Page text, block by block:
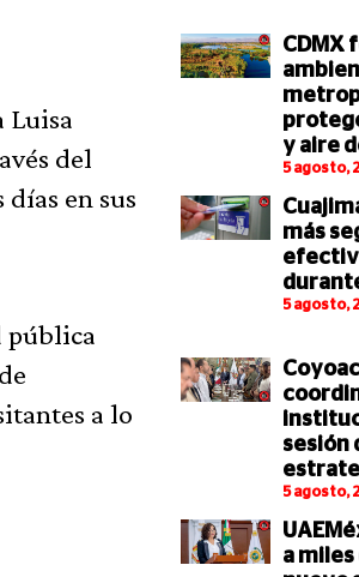
Luisa
del
en sus
pública
a lo
CDMX
y aire
5 agosto,
más
5 agosto,
sesión
5 agosto,
a miles